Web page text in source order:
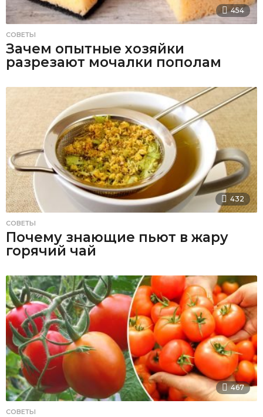
454
СОВЕТЫ
Зачем опытные хозяйки
разрезают мочалки пополам
432
СОВЕТЫ
Почему знающие пьют в жару
горячий чай
467
СОВЕТЫ